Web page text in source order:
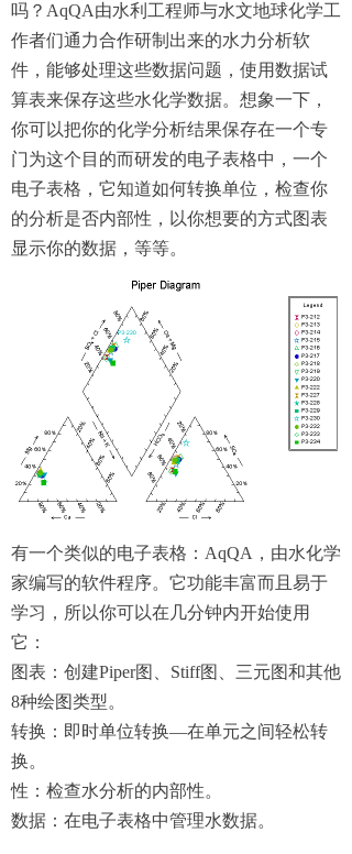
吗？AqQA由水利工程师与水文地球化学工
作者们通力合作研制出来的水力分析软
件，能够处理这些数据问题，使用数据试
算表来保存这些水化学数据。想象一下，
你可以把你的化学分析结果保存在一个专
门为这个目的而研发的电子表格中，一个
电子表格，它知道如何转换单位，检查你
的分析是否内部性，以你想要的方式图表
显示你的数据，等等。
有一个类似的电子表格：AqQA，由水化学
家编写的软件程序。它功能丰富而且易于
学习，所以你可以在几分钟内开始使用
它：
图表：创建Piper图、Stiff图、三元图和其他
8种绘图类型。
转换：即时单位转换—在单元之间轻松转
换。
性：检查水分析的内部性。
数据：在电子表格中管理水数据。